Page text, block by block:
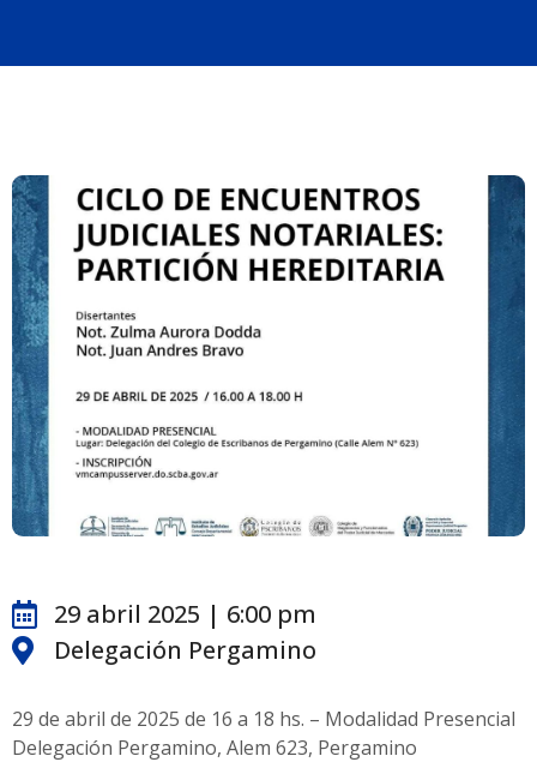
29 abril 2025 | 6:00 pm
Delegación Pergamino
29 de abril de 2025 de 16 a 18 hs. – Modalidad Presencial
Delegación Pergamino, Alem 623, Pergamino